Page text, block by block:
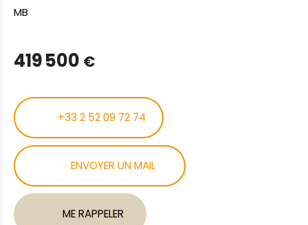
MB
419 500 €
+33 2 52 09 72 74
ENVOYER UN MAIL
ME RAPPELER